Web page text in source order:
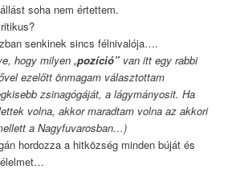
soha nem értettem.
senkinek sincs félnivalója….
hogy milyen „pozíció” van itt egy rabbi
ezelőtt önmagam választottam
zsinagógáját, a lágymányosit. Ha
volna, akkor maradtam volna az akkori
a Nagyfuvarosban…)
hordozza a hitközség minden búját és